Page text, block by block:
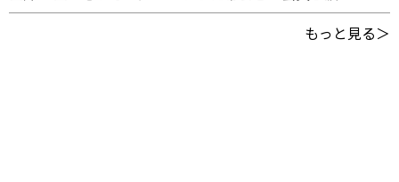
もっと見る＞